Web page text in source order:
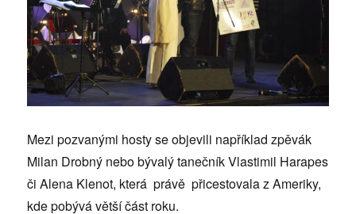
Mezi pozvanými hosty se objevili například zpěvák
Milan Drobný nebo bývalý tanečník Vlastimil Harapes
či Alena Klenot, která právě přicestovala z Ameriky,
kde pobývá větší část roku.